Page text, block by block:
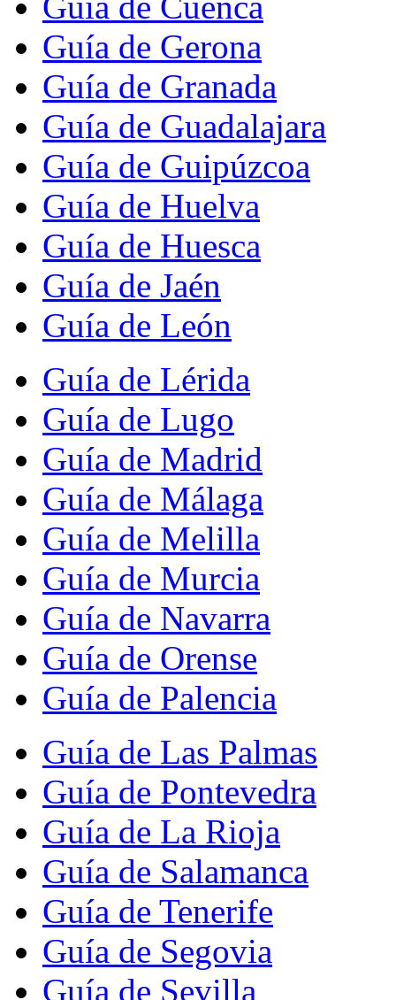
Guía de Gerona
Guía de Granada
Guía de Guadalajara
Guía de Guipúzcoa
Guía de Huelva
Guía de Huesca
Guía de Jaén
Guía de León
Guía de Lérida
Guía de Lugo
Guía de Madrid
Guía de Málaga
Guía de Melilla
Guía de Murcia
Guía de Navarra
Guía de Orense
Guía de Palencia
Guía de Las Palmas
Guía de Pontevedra
Guía de La Rioja
Guía de Salamanca
Guía de Tenerife
Guía de Segovia
Guía de Sevilla